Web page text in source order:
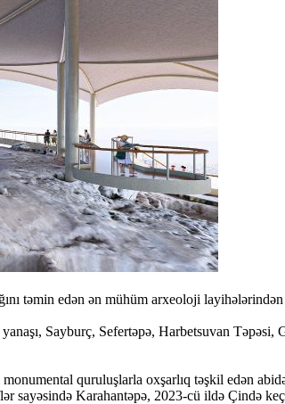
təmin edən ən mühüm arxeoloji
Sayburç, Sefertəpə, Harbetsuvan
quruluşlarla oxşarlıq təşkil edən
sayəsində Karahantəpə, 2023-cü ildə Çində